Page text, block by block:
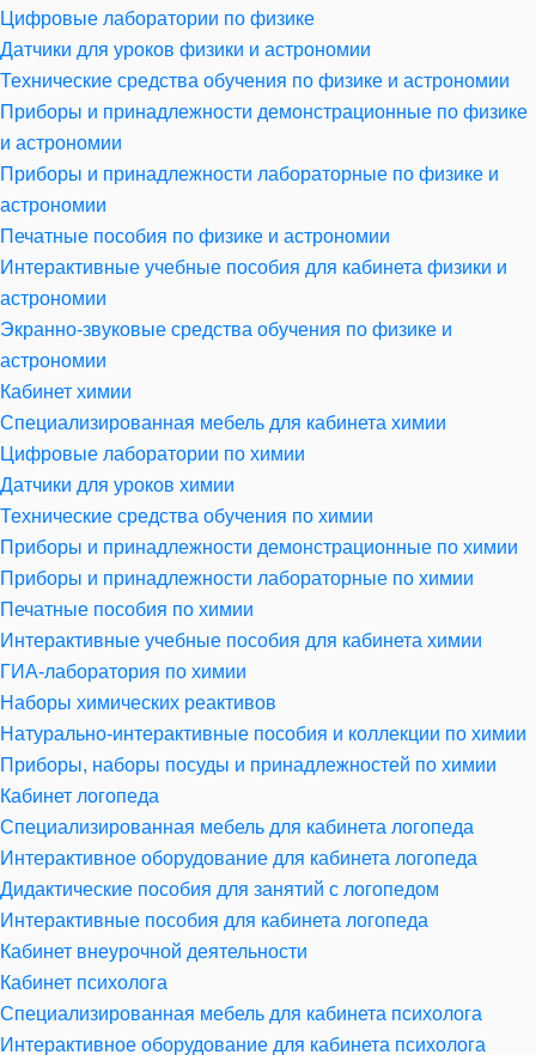
Цифровые лаборатории по физике
Датчики для уроков физики и астрономии
Технические средства обучения по физике и астрономии
Приборы и принадлежности демонстрационные по физике
и астрономии
Приборы и принадлежности лабораторные по физике и
астрономии
Печатные пособия по физике и астрономии
Интерактивные учебные пособия для кабинета физики и
астрономии
Экранно-звуковые средства обучения по физике и
астрономии
Кабинет химии
Специализированная мебель для кабинета химии
Цифровые лаборатории по химии
Датчики для уроков химии
Технические средства обучения по химии
Приборы и принадлежности демонстрационные по химии
Приборы и принадлежности лабораторные по химии
Печатные пособия по химии
Интерактивные учебные пособия для кабинета химии
ГИА-лаборатория по химии
Наборы химических реактивов
Натурально-интерактивные пособия и коллекции по химии
Приборы, наборы посуды и принадлежностей по химии
Кабинет логопеда
Специализированная мебель для кабинета логопеда
Интерактивное оборудование для кабинета логопеда
Дидактические пособия для занятий с логопедом
Интерактивные пособия для кабинета логопеда
Кабинет внеурочной деятельности
Кабинет психолога
Специализированная мебель для кабинета психолога
Интерактивное оборудование для кабинета психолога